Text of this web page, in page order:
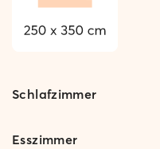
Schlafzimmer
Esszimmer